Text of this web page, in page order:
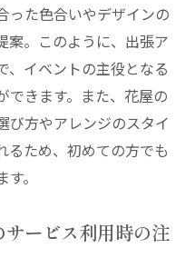
季節の移ろいを楽し
を大切にしたアレンジ
用して自宅でもプロの
った色合いやデザインの
案。このように、出張ア
、イベントの主役となる
できます。また、花屋の
び方やアレンジのスタイ
るため、初めての方でも
。
ービス利用時の注